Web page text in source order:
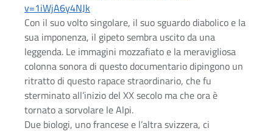
v=1iWjA6y4NJk
Con il suo volto singolare, il suo sguardo diabolico e la
sua imponenza, il gipeto sembra uscito da una
leggenda. Le immagini mozzafiato e la meravigliosa
colonna sonora di questo documentario dipingono un
ritratto di questo rapace straordinario, che fu
sterminato all’inizio del XX secolo ma che ora è
tornato a sorvolare le Alpi.
Due biologi, uno francese e l’altra svizzera, ci